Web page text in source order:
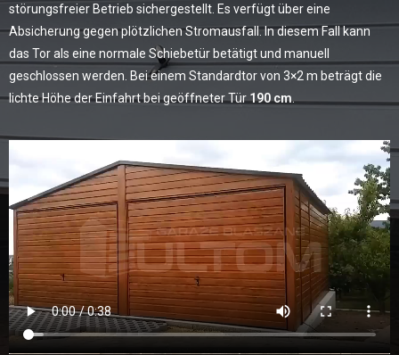
störungsfreier Betrieb sichergestellt. Es verfügt über eine
Absicherung gegen plötzlichen Stromausfall. In diesem Fall kann
das Tor als eine normale Schiebetür betätigt und manuell
geschlossen werden. Bei einem Standardtor von 3×2 m beträgt die
lichte Höhe der Einfahrt bei geöffneter Tür190 cm.